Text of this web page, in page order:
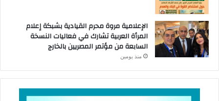
الإعلامية مروة محرم القيادية بشبكة إعلام
المرأة العربية تشارك في فعاليات النسخة
السابعة من مؤتمر المصريين بالخارج
منذ يومين